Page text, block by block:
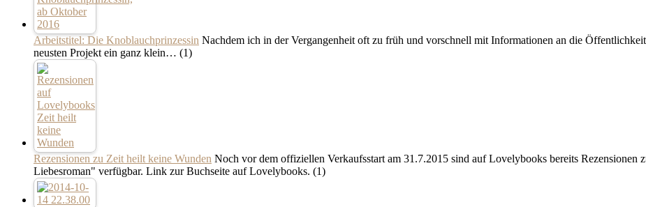
Arbeitstitel: Die Knoblauchprinzessin Nachdem ich in der Vergangenheit oft zu früh und vorschnell mit Informationen an die
neusten Projekt ein ganz klein… (1)
Rezensionen zu Zeit heilt keine Wunden Noch vor dem offiziellen Verkaufsstart am 31.7.2015 sind auf Lovelybooks bereits Rezensionen
Liebesroman" verfügbar. Link zur Buchseite auf Lovelybooks. (1)